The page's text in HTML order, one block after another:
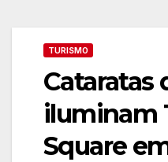
TURISMO
Cataratas
iluminam
Square